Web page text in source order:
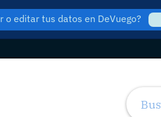
o editar tus datos en DeVuego?